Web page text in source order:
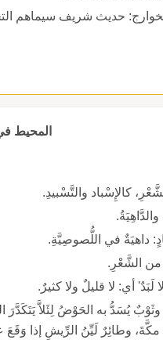
حديث شريف سيماهم
المحيط
كالإِسْباد والتَّسْبيدِ.
داهيَةٌ في اللُّصوصِيَّةِ.
من الشَّعْرِ.
لَبَدٌ' أي: لا قليلٌ ولا كثيرٌ.
وثَوْبٌ يُسَدُّ به الحَوْضُ لِئَلاَّ يَتَكَدَّرَ
وطائِرٌ لَيِّنُ الرِّيشِ إذا وَقَعَ